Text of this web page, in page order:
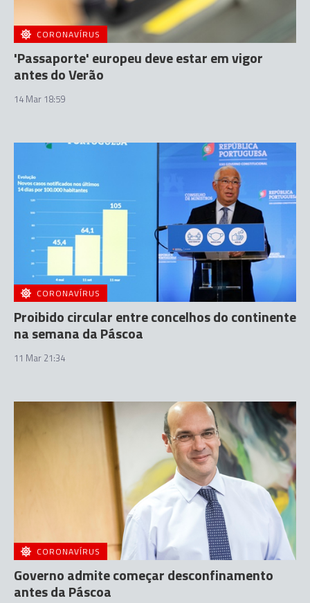
CORONAVÍRUS
'Passaporte' europeu deve estar em vigor
antes do Verão
14 Mar 18:59
CORONAVÍRUS
Proibido circular entre concelhos do continente
na semana da Páscoa
11 Mar 21:34
CORONAVÍRUS
Governo admite começar desconfinamento
antes da Páscoa